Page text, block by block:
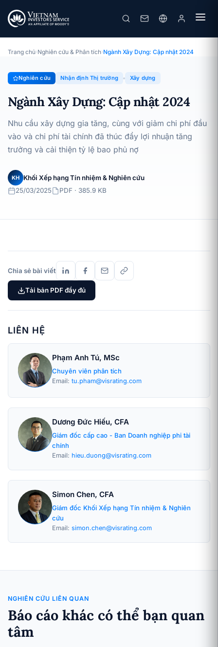
Ngành Xây Dựng: Cập nhật 2024
Chuyên đề · Nhận định Thị trường · 25/03/2025
Trang chủ›Nghiên cứu & Phân tích›Ngành Xây Dựng: Cập nhật 2024
Nghiên cứu Nhận định Thị trường Xây dựng
Ngành Xây Dựng: Cập nhật 2024
Nhu cầu xây dựng gia tăng, cùng với giảm chi phí đầu
vào và chi phí tài chính đã thúc đẩy lợi nhuận tăng
trưởng và cải thiện tỷ lệ bao phủ nợ
KH
Khối Xếp hạng Tín nhiệm & Nghiên cứu
25/03/2025
PDF · 385.9 KB
Chia sẻ bài viết
Tải bản PDF đầy đủ
LIÊN HỆ
Phạm Anh Tú, MSc
Chuyên viên phân tích
Email: tu.pham@visrating.com
Dương Đức Hiếu, CFA
Giám đốc cấp cao - Ban Doanh nghiệp phi tài
chính
Email: hieu.duong@visrating.com
Simon Chen, CFA
Giám đốc Khối Xếp hạng Tín nhiệm & Nghiên
cứu
Email: simon.chen@visrating.com
NGHIÊN CỨU LIÊN QUAN
Báo cáo khác có thể bạn quan
tâm